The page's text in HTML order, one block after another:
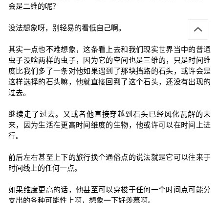
会是二维的呢？
没法想象呀，别轻易的看低自己啊。
其实一点也不难想象，这条看上去和我们现实世界当中的普通
虫子没啥两样的虫子，因为它的空间也是三维的，只是时间维
度比我们多了一条对他如果遇到了那块挡路的石头，或许会是
这样选择的石头嘛，他就直接回到了这个石头，还没有出现的
过去。
继续走了过去。又或者他直接穿越到石头已经风化瓦解的未
来，因为生活在更高时间维度的生物，他或许可以在时间上进
行。
前后左右甚至上下的旅行换个通俗点的说法就是它可以往来于
时间线上的任何一点。
如果维度更高的话，他甚至可以穿梭于任何一个时间点可能分
支出的各种可能性上啊，想象一下好羡慕啊。